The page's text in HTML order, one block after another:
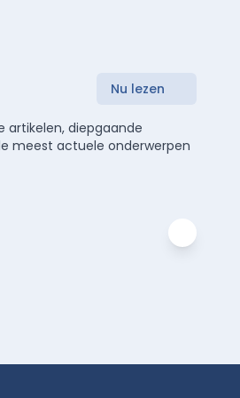
Nu lezen
artikelen, diepgaande
meest actuele onderwerpen